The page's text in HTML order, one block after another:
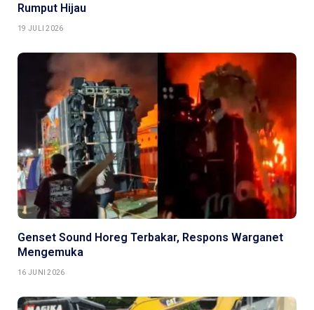
Rumput Hijau
19 JULI 2026
Genset Sound Horeg Terbakar, Respons Warganet
Mengemuka
16 JUNI 2026